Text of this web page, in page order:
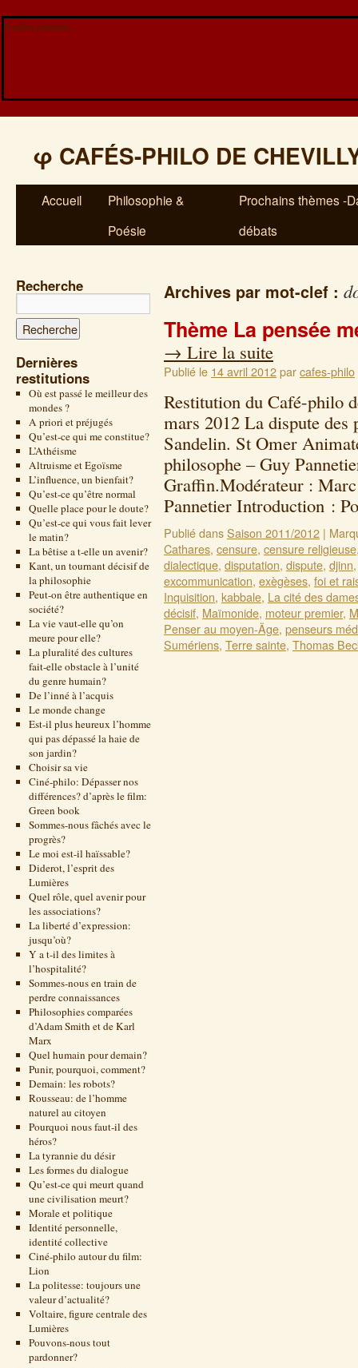
Veuillez patienter...
φ CAFÉS-PHILO DE
Accueil
Philosophie &
Poésie
Prochains thèmes -
débats
Recherche
Dernières
restitutions
Où est passé le meilleur des
mondes ?
A priori et préjugés
Qu’est-ce qui me constitue?
L’Athéisme
Altruisme et Egoïsme
L’influence, un bienfait?
Qu’est-ce qu’être normal
Quelle place pour le doute?
Qu’est-ce qui vous fait lever
le matin?
La bêtise a t-elle un avenir?
Kant, un tournant décisif de
la philosophie
Peut-on être authentique en
société?
La vie vaut-elle qu’on
meure pour elle?
La pluralité des cultures
fait-elle obstacle à l’unité
du genre humain?
De l’inné à l’acquis
Le monde change
Est-il plus heureux l’homme
qui pas dépassé la haie de
son jardin?
Choisir sa vie
Ciné-philo: Dépasser nos
différences? d’après le film:
Green book
Sommes-nous fâchés avec le
progrès?
Le moi est-il haïssable?
Diderot, l’esprit des
Lumières
Quel rôle, quel avenir pour
les associations?
La liberté d’expression:
jusqu’où?
Y a t-il des limites à
l’hospitalité?
Sommes-nous en train de
perdre connaissances
Philosophies comparées
d’Adam Smith et de Karl
Marx
Quel humain pour demain?
Punir, pourquoi, comment?
Demain: les robots?
Rousseau: de l’homme
naturel au citoyen
Pourquoi nous faut-il des
héros?
La tyrannie du désir
Les formes du dialogue
Qu’est-ce qui meurt quand
une civilisation meurt?
Morale et politique
Identité personnelle,
identité collective
Ciné-philo autour du film:
Lion
La politesse: toujours une
valeur d’actualité?
Voltaire, figure centrale des
Lumières
Pouvons-nous tout
pardonner?
Archives par mot-clef :
Thème La pensée
→ Lire la suite
Publié le 14 avril 2012parcafes-philo
Restitution du Café-philo
mars 2012 La dispute des
Sandelin. St Omer
philosophe – Guy
Graffin.Modérateur :
Pannetier Introduction :
Publié dansSaison 2011/2012 |
Cathares, censure, censure religieuse
dialectique, disputation, dispute, djinn
excommunication, exègèses, foi et
Inquisition, kabbale, La cité des
décisif, Maïmonide, moteur premier,
Penser au moyen-Äge, penseurs
Sumériens, Terre sainte, Thomas